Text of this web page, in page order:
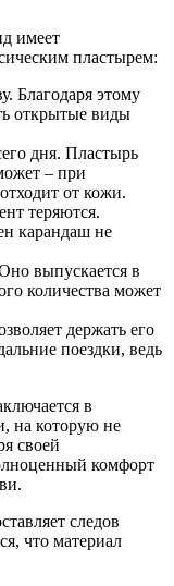
имеет
пластырем:
Благодаря этому
открытые виды
дня. Пластырь
– при
от кожи.
теряются.
карандаш не
выпускается в
количества может
держать его
поездки, ведь
в
на которую не
своей
комфорт
следов
что материал